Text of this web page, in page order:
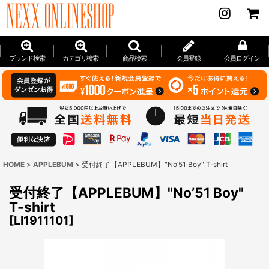
ブランド検索 カテゴリ検索 商品検索 会員登録 会員ログイン
HOME > APPLEBUM > 受付終了【APPLEBUM】"No’51 Boy" T-shirt
受付終了【APPLEBUM】"No’51 Boy"
T-shirt
[LI1911101]